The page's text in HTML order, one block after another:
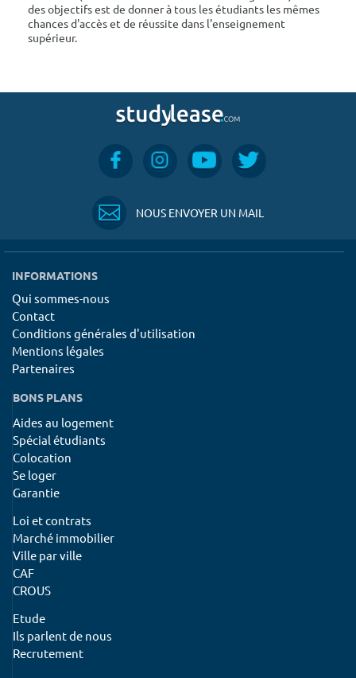
des objectifs est de donner à tous les étudiants les mêmes
chances d'accès et de réussite dans l'enseignement
supérieur.
NOUS ENVOYER UN MAIL
INFORMATIONS
Qui sommes-nous
Contact
Conditions générales d'utilisation
Mentions légales
Partenaires
BONS PLANS
Aides au logement
Spécial étudiants
Colocation
Se loger
Garantie
Loi et contrats
Marché immobilier
Ville par ville
CAF
CROUS
Etude
Ils parlent de nous
Recrutement